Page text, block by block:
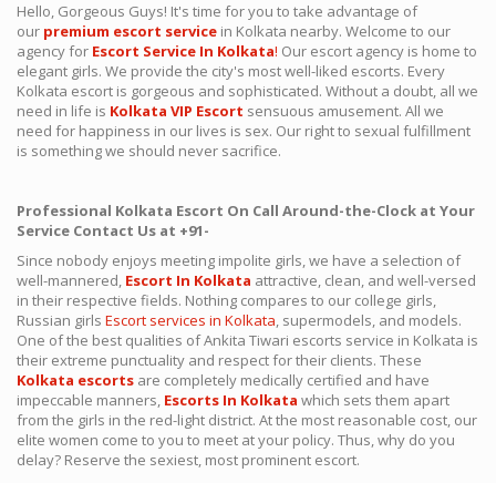
Hello, Gorgeous Guys! It's time for you to take advantage of
our premium escort service in Kolkata nearby. Welcome to our
agency for Escort Service In Kolkata! Our escort agency is home to
elegant girls. We provide the city's most well-liked escorts. Every
Kolkata escort is gorgeous and sophisticated. Without a doubt, all we
need in life is Kolkata VIP Escort sensuous amusement. All we
need for happiness in our lives is sex. Our right to sexual fulfillment
is something we should never sacrifice.
Professional Kolkata Escort On Call Around-the-Clock at Your
Service Contact Us at +91-
Since nobody enjoys meeting impolite girls, we have a selection of
well-mannered, Escort In Kolkata attractive, clean, and well-versed
in their respective fields. Nothing compares to our college girls,
Russian girls Escort services in Kolkata, supermodels, and models.
One of the best qualities of Ankita Tiwari escorts service in Kolkata is
their extreme punctuality and respect for their clients. These
Kolkata escorts are completely medically certified and have
impeccable manners, Escorts In Kolkata which sets them apart
from the girls in the red-light district. At the most reasonable cost, our
elite women come to you to meet at your policy. Thus, why do you
delay? Reserve the sexiest, most prominent escort.